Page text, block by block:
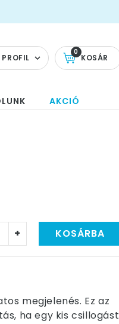
PROFIL KOSÁR
0
AKCIÓ
+ KOSÁRBA
megjelenés. Ez az
ha egy kis csillogást